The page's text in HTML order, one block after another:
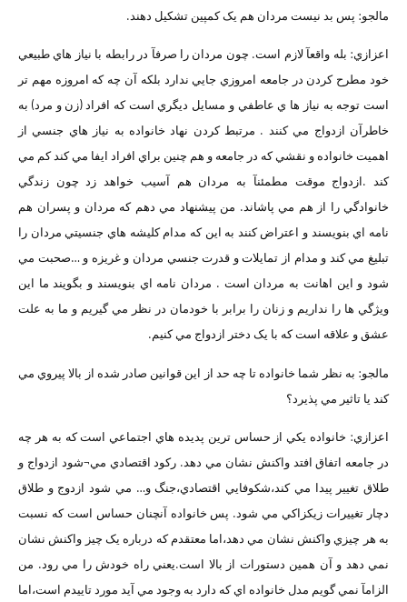
مالجو: پس بد نيست مردان هم يک کمپين تشکيل دهند.
اعزازي: بله واقعآ لازم است. چون مردان را صرفآ در رابطه با نياز هاي طبيعي
خود مطرح کردن در جامعه امروزي جايي ندارد بلکه آن چه که امروزه مهم تر
است توجه به نياز ها ي عاطفي و مسايل ديگري است که افراد (زن و مرد) به
خاطرآن ازدواج مي کنند . مرتبط کردن نهاد خانواده به نياز هاي جنسي از
اهميت خانواده و نقشي که در جامعه و هم چنين براي افراد ايفا مي کند کم مي
کند .ازدواج موقت مطمئنآ به مردان هم آسيب خواهد زد چون زندگي
خانوادگي را از هم مي پاشاند. من پيشنهاد مي دهم که مردان و پسران هم
نامه اي بنويسند و اعتراض کنند به اين که مدام کليشه هاي جنسيتي مردان را
تبليغ مي کند و مدام از تمايلات و قدرت جنسي مردان و غريزه و …صحبت مي
شود و اين اهانت به مردان است . مردان نامه اي بنويسند و بگويند ما اين
ويژگي ها را نداريم و زنان را برابر با خودمان در نظر مي گيريم و ما به علت
عشق و علاقه است که با يک دختر ازدواج مي کنيم.
مالجو: به نظر شما خانواده تا چه حد از اين قوانين صادر شده از بالا پيروي مي
کند يا تاثير مي پذيرد؟
اعزازي: خانواده يکي از حساس ترين پديده هاي اجتماعي است که به هر چه
در جامعه اتفاق افتد واکنش نشان مي دهد. رکود اقتصادي مي¬شود ازدواج و
طلاق تغيير پيدا مي کند،شکوفايي اقتصادي،جنگ و… مي شود ازدوج و طلاق
دچار تغييرات زيکزاکي مي شود. پس خانواده آنچنان حساس است که نسبت
به هر چيزي واکنش نشان مي دهد،اما معتقدم که درباره يک چيز واکنش نشان
نمي دهد و آن همين دستورات از بالا است.يعني راه خودش را مي رود. من
الزامآ نمي گويم مدل خانواده اي که دارد به وجود مي آيد مورد تاييدم است،اما